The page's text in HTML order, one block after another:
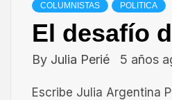
COLUMNISTAS POLITICA
El desafío
By Julia Perié 5 años
Escribe Julia Argentina